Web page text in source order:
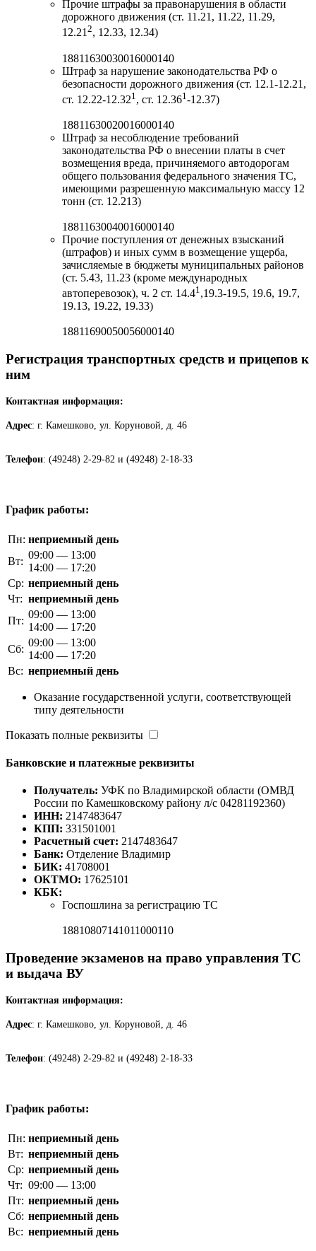
Прочие штрафы за правонарушения в области
дорожного движения (ст. 11.21, 11.22, 11.29,
12.212, 12.33, 12.34)
18811630030016000140
Штраф за нарушение законодательства РФ о
безопасности дорожного движения (ст. 12.1-12.21,
ст. 12.22-12.321 , ст. 12.361 -12.37)
18811630020016000140
Штраф за несоблюдение требований
законодательства РФ о внесении платы в счет
возмещения вреда, причиняемого автодорогам
общего пользования федерального значения ТС,
имеющими разрешенную максимальную массу 12
тонн (ст. 12.213)
18811630040016000140
Прочие поступления от денежных взысканий
(штрафов) и иных сумм в возмещение ущерба,
зачисляемые в бюджеты муниципальных районов
(ст. 5.43, 11.23 (кроме международных
автоперевозок), ч. 2 ст. 14.41 ,19.3-19.5, 19.6, 19.7,
19.13, 19.22, 19.33)
18811690050056000140
Регистрация транспортных средств и прицепов к
ним
Контактная информация:
Адрес: г. Камешково, ул. Коруновой, д. 46
Телефон: (49248) 2-29-82 и (49248) 2-18-33
График работы:
Пн: неприемный день
Вт:
09:00 — 13:00
14:00 — 17:20
Ср: неприемный день
Чт: неприемный день
Пт:
09:00 — 13:00
14:00 — 17:20
Сб:
09:00 — 13:00
14:00 — 17:20
Вс: неприемный день
Оказание государственной услуги, соответствующей
типу деятельности
Показать полные реквизиты
Банковские и платежные реквизиты
Получатель: УФК по Владимирской области (ОМВД
России по Камешковскому району л/с 04281192360)
ИНН: 2147483647
КПП: 331501001
Расчетный счет: 2147483647
Банк: Отделение Владимир
БИК: 41708001
ОКТМО: 17625101
КБК:
Госпошлина за регистрацию ТС
18810807141011000110
Проведение экзаменов на право управления ТС
и выдача ВУ
Контактная информация:
Адрес: г. Камешково, ул. Коруновой, д. 46
Телефон: (49248) 2-29-82 и (49248) 2-18-33
График работы:
Пн: неприемный день
Вт: неприемный день
Ср: неприемный день
Чт: 09:00 — 13:00
Пт: неприемный день
Сб: неприемный день
Вс: неприемный день